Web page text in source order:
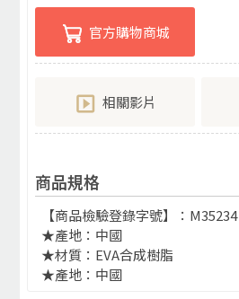
官方購物商城
相關影片
商品規格
【商品檢驗登錄字號】：M35234
★產地：中國
★材質：EVA合成樹脂
★產地：中國